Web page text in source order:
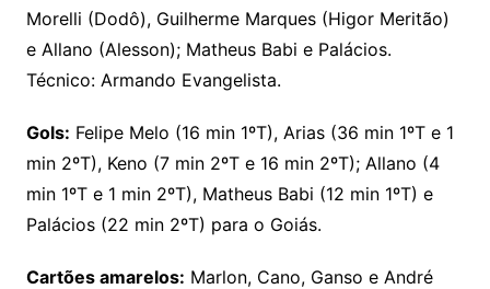
Morelli (Dodô), Guilherme Marques (Higor Meritão)
e Allano (Alesson); Matheus Babi e Palácios.
Técnico: Armando Evangelista.
Gols: Felipe Melo (16 min 1ºT), Arias (36 min 1ºT e 1
min 2ºT), Keno (7 min 2ºT e 16 min 2ºT); Allano (4
min 1ºT e 1 min 2ºT), Matheus Babi (12 min 1ºT) e
Palácios (22 min 2ºT) para o Goiás.
Cartões amarelos: Marlon, Cano, Ganso e André